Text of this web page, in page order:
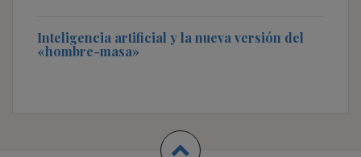
Inteligencia artificial y la nueva versión del
«hombre-masa»